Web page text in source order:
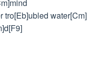
tro[Eb]ubled water[Cm]